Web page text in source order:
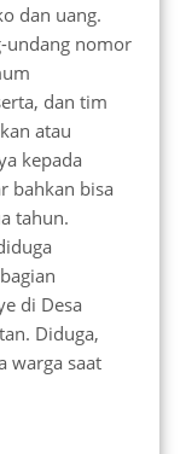
dan uang.
undang nomor
dan tim
atau
kepada
bahkan bisa
tahun.
di Desa
Diduga,
warga saat